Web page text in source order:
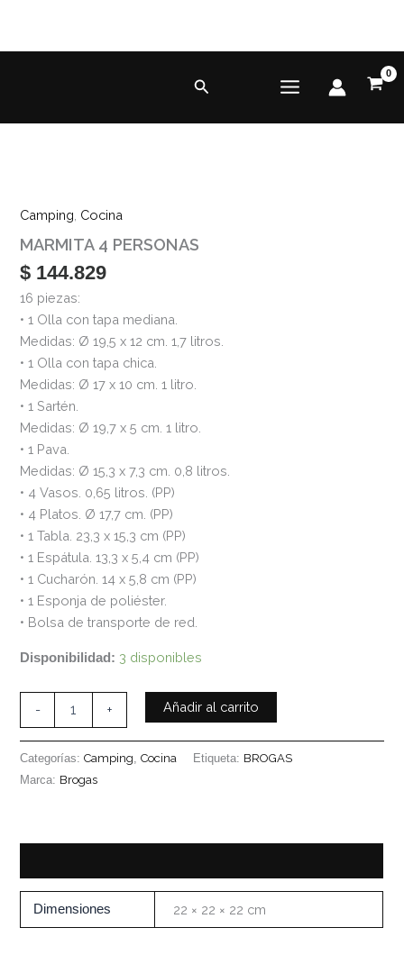
contenido
Buscar
Camping, Cocina
MARMITA 4 PERSONAS
$ 144.829
16 piezas:
• 1 Olla con tapa mediana.
Medidas: Ø 19,5 x 12 cm. 1,7 litros.
• 1 Olla con tapa chica.
Medidas: Ø 17 x 10 cm. 1 litro.
• 1 Sartén.
Medidas: Ø 19,7 x 5 cm. 1 litro.
• 1 Pava.
Medidas: Ø 15,3 x 7,3 cm. 0,8 litros.
• 4 Vasos. 0,65 litros. (PP)
• 4 Platos. Ø 17,7 cm. (PP)
• 1 Tabla. 23,3 x 15,3 cm (PP)
• 1 Espátula. 13,3 x 5,4 cm (PP)
• 1 Cucharón. 14 x 5,8 cm (PP)
• 1 Esponja de poliéster.
• Bolsa de transporte de red.
Disponibilidad: 3 disponibles
-
4
PERSONAS
cantidad
+ Añadir al carrito
Categorías:Camping ,Cocina Etiqueta: BROGAS
Marca: Brogas
Dimensiones 22 × 22 × 22 cm